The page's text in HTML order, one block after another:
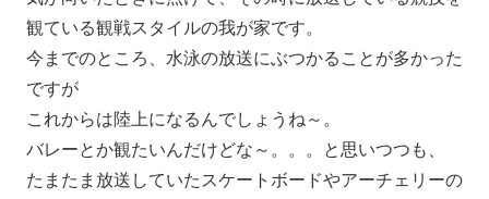
観ている観戦スタイルの我が家です。
今までのところ、水泳の放送にぶつかることが多かった
ですが
これからは陸上になるんでしょうね～。
バレーとか観たいんだけどな～。。。と思いつつも、
たまたま放送していたスケートボードやアーチェリーの